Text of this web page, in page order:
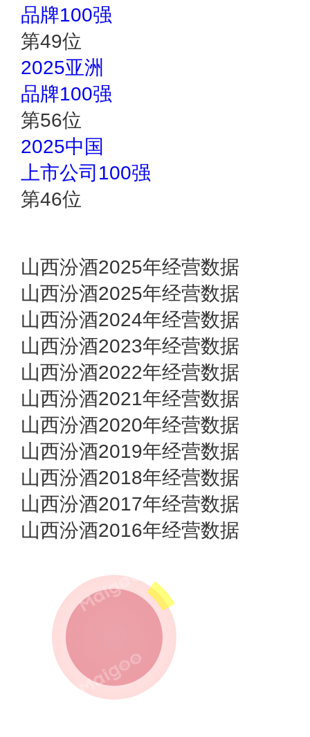
品牌100强
第49位
2025亚洲
品牌100强
第56位
2025中国
上市公司100强
第46位
山西汾酒2025年经营数据
山西汾酒2025年经营数据
山西汾酒2024年经营数据
山西汾酒2023年经营数据
山西汾酒2022年经营数据
山西汾酒2021年经营数据
山西汾酒2020年经营数据
山西汾酒2019年经营数据
山西汾酒2018年经营数据
山西汾酒2017年经营数据
山西汾酒2016年经营数据